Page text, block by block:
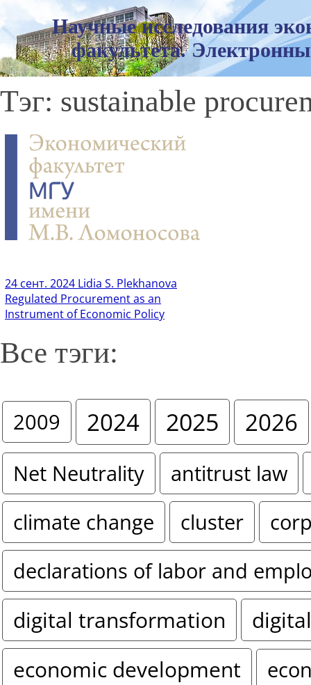
Научные исследования
факультета.
Тэг: sustainable
24 сент. 2024 Lidia S. Plekhanova
Regulated Procurement as an
Instrument of Economic Policy
Все тэги:
2009 2024 2025 2026
Net Neutrality
antitrust law
climate change
cluster
declarations of labor and
digital transformation
economic development